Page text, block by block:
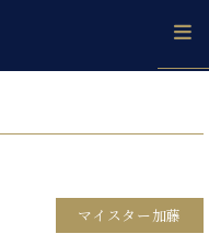
マイスター加藤